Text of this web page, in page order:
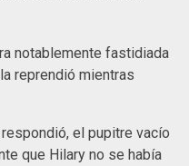
notablemente fastidiada
reprendió mientras
el pupitre vacío
que Hilary no se había